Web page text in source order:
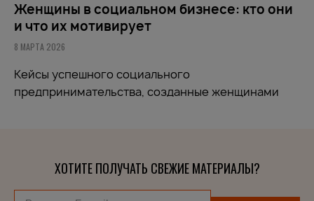
Женщины в социальном бизнесе: кто они
и что их мотивирует
8 МАРТА 2026
Кейсы успешного социального
предпринимательства, созданные женщинами
ХОТИТЕ ПОЛУЧАТЬ СВЕЖИЕ МАТЕРИАЛЫ?